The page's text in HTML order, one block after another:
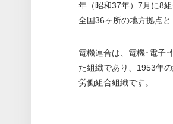
年（昭和37年）7月に8
全国36ヶ所の地方拠点
電機連合は、電機･電子
た組織であり、1953年
労働組合組織です。